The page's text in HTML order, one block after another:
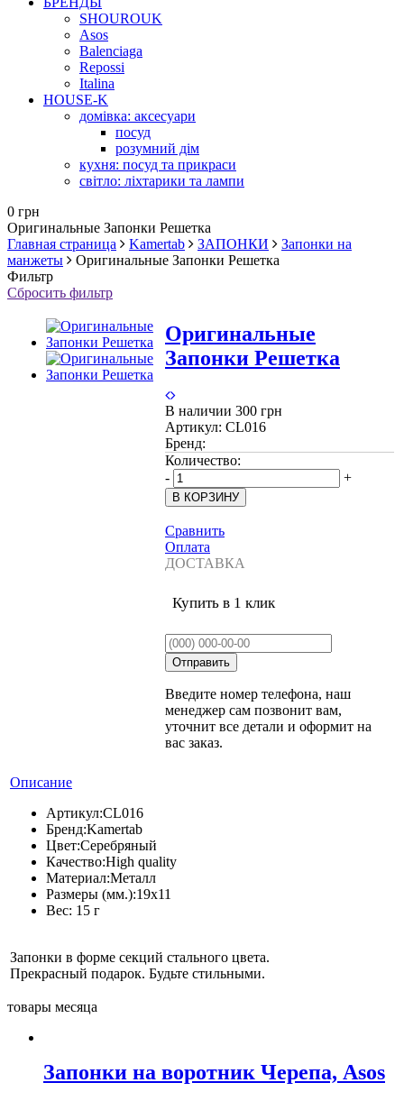
SHOUROUK
Asos
Balenciaga
Repossi
Italina
HOUSE-K
домівка: аксесуари
посуд
розумний дім
кухня: посуд та прикраси
світло: ліхтарики та лампи
0 грн
Оригинальные Запонки Решетка
Главная страница
Kamertab ЗАПОНКИ
Запонки на
манжеты
Оригинальные Запонки Решетка
Фильтр
Сбросить фильтр
Оригинальные
Запонки Решетка
В наличии 300 грн
Артикул: CL016
Бренд:
Количество:
-
+
Сравнить
Оплата
ДОСТАВКА
Купить в 1 клик
Введите номер телефона, наш
менеджер сам позвонит вам,
уточнит все детали и оформит на
вас заказ.
Описание
Артикул:CL016
Бренд:Kamertab
Цвет:Серебряный
Качество:High quality
Материал:Металл
Размеры (мм.):19x11
Вес: 15 г
Запонки в форме секций стального цвета.
Прекрасный подарок. Будьте стильными.
товары месяца
Запонки на воротник Черепа, Asos